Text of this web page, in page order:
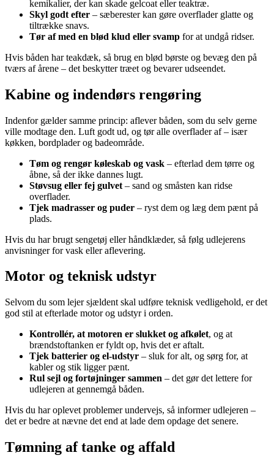
kemikalier, der kan skade gelcoat eller teaktræ.
Skyl godt efter – sæberester kan gøre overflader glatte og
tiltrække snavs.
Tør af med en blød klud eller svamp for at undgå ridser.
Hvis båden har teakdæk, så brug en blød børste og bevæg den på
tværs af årene – det beskytter træet og bevarer udseendet.
Kabine og indendørs rengøring
Indenfor gælder samme princip: aflever båden, som du selv gerne
ville modtage den. Luft godt ud, og tør alle overflader af – især
køkken, bordplader og badeområde.
Tøm og rengør køleskab og vask – efterlad dem tørre og
åbne, så der ikke dannes lugt.
Støvsug eller fej gulvet – sand og småsten kan ridse
overflader.
Tjek madrasser og puder – ryst dem og læg dem pænt på
plads.
Hvis du har brugt sengetøj eller håndklæder, så følg udlejerens
anvisninger for vask eller aflevering.
Motor og teknisk udstyr
Selvom du som lejer sjældent skal udføre teknisk vedligehold, er det
god stil at efterlade motor og udstyr i orden.
Kontrollér, at motoren er slukket og afkølet, og at
brændstoftanken er fyldt op, hvis det er aftalt.
Tjek batterier og el-udstyr – sluk for alt, og sørg for, at
kabler og stik ligger pænt.
Rul sejl og fortøjninger sammen – det gør det lettere for
udlejeren at gennemgå båden.
Hvis du har oplevet problemer undervejs, så informer udlejeren –
det er bedre at nævne det end at lade dem opdage det senere.
Tømning af tanke og affald